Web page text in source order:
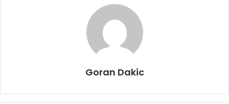
Goran Dakic